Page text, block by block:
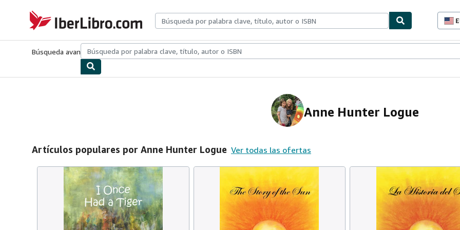
IberLibro.com
Búsqueda avanzadaColecciones Libros antiguosArte y coleccionismo
Anne Hunter Logue
Artículos populares por Anne Hunter Logue Ver todas las ofertas